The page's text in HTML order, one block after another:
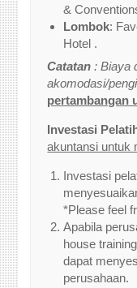
&
Lombok:
Hotel .
Catatan: Biaya
akomodasi/
pertambangan
Investasi
akuntansi untuk
Investasi
*Please feel
Apabila
house
dapat
perusahaan.